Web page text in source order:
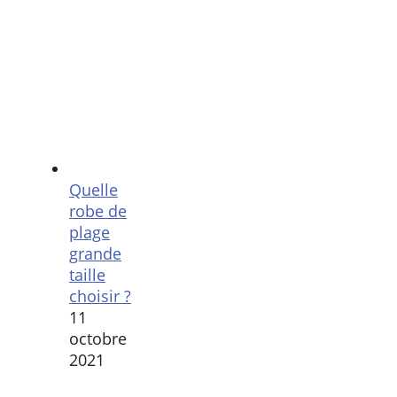
Quelle
robe de
plage
grande
taille
choisir ?
11
octobre
2021